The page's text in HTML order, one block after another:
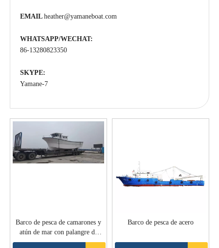
EMAIL heather@yamaneboat.com
WHATSAPP/WECHAT:
86-13280823350
SKYPE:
Yamane-7
Barco de pesca de camarones y
atún de mar con palangre de
fibra de vidrio de 12,3 m
Barco de pesca de acero